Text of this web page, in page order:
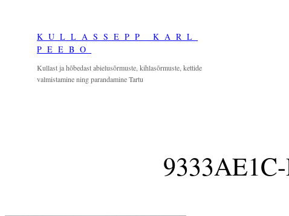
KULLASSEPP KARL
PEEBO
Kullast ja hõbedast abielusõrmuste, kihlasõrmuste, kettide
valmistamine ning parandamine Tartu